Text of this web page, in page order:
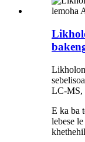
LC-MS,
E ka ba
lebese